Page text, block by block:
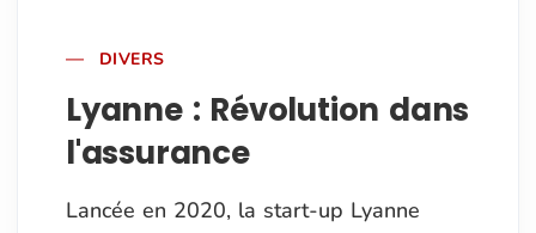
DIVERS
Lyanne : Révolution dans
l'assurance
Lancée en 2020, la start-up Lyanne